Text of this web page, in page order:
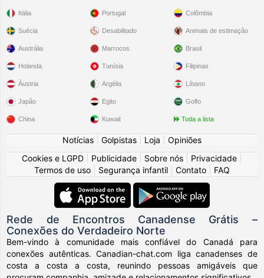
Itália
Suécia
Portugal
Desabilitado
Colômbia
Animais de estimação
Austrália
Holanda
Áustria
Japão
China
Marrocos
Tunísia
Argélia
Egito
Kuwait
Brasil
Filipinas
Líbano
Golfo
Toda a lista
Notícias Golpistas Loja
Opiniões
Cookies e LGPD
Publicidade Sobre nós Privacidade
Termos de uso
Segurança infantil Contato FAQ
Rede de Encontros Canadense Grátis –
Conexões do Verdadeiro Norte
Bem-vindo à comunidade mais confiável do Canadá para
conexões autênticas. Canadian-chat.com liga canadenses de
costa a costa a costa, reunindo pessoas amigáveis que